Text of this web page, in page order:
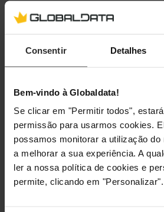
Consentir Detalhes
Bem-vindo à Globaldata!
Se clicar em "Permitir todos",
permissão para usarmos cookies.
possamos monitorar a utilização
a melhorar a sua experiência. A
ler a nossa política de cookies e
permite, clicando em "Personalizar".
Brilho do Ecrã HDR
Vertical
Ecrã
Fonte de Alimentação
Posição da Fonte de
Alimentação
Externo